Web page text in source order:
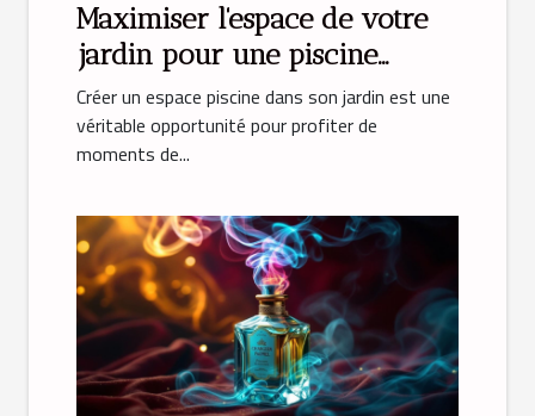
Maximiser l'espace de votre
jardin pour une piscine
parfaite
Créer un espace piscine dans son jardin est une
véritable opportunité pour profiter de
moments de...